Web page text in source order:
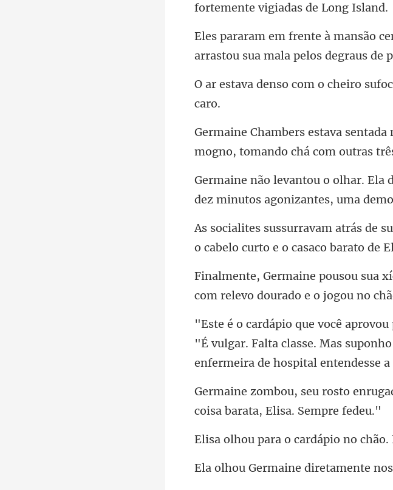
arrastou sua mala pe
eiro
mogno, tomando chá co
dez minutos ag
o
com relevo
"É vulgar. Falta classe. Mas
ápio no chão.
maine diretam